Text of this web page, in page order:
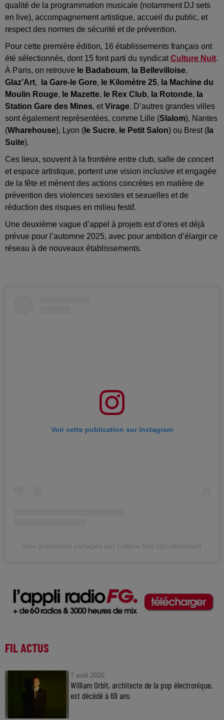
qualité de la programmation musicale (notamment DJ sets
en live), accompagnement artistique, accueil du public, et
respect des normes de sécurité et de prévention.
Pour cette première édition, 16 établissements français ont
été sélectionnés, dont 15 font parti du syndicatCulture Nuit.
À Paris, on retrouve le Badaboum, la Bellevilloise,
Glaz’Art, la Gare-le Gore, le Kilomètre 25, la Machine du
Moulin Rouge, le Mazette, le Rex Club, la Rotonde, la
Station Gare des Mines, etVirage. D’autres grandes villes
sont également représentées, comme Lille (Slalom), Nantes
(Wharehouse), Lyon ( le Sucre, le Petit Salon) ou Brest ( la
Suite).
Ces lieux, souvent à la frontière entre club, salle de concert
et espace artistique, portent une vision inclusive et engagée
de la fête et mènent des actions concrètes en matière de
prévention des violences sexistes et sexuelles et de
réduction des risques en milieu festif.
Une deuxième vague d’appel à projets est d’ores et déjà
prévue pour l’automne 2025, avec pour ambition d’élargir ce
réseau à de nouveaux établissements.
Voir cette publication sur Instagram
Une publication partagée par Culture Nuit (@culturenuit)
FIL ACTUS
7 août 2026
William Orbit, architecte de la pop électronique,
est décédé à 69 ans